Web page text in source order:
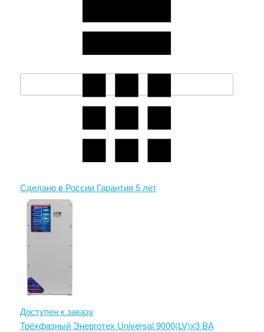
Сделано в России Гарантия 5 лет
Доступен к заказу
Трёхфазный Энерготех Universal 9000(LV)х3 ВА